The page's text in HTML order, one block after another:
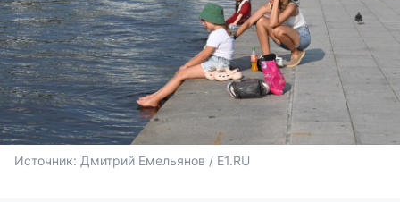
Источник: Дмитрий Емельянов / E1.RU